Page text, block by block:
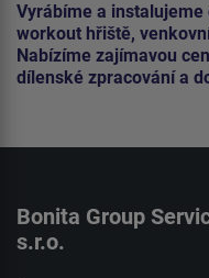
Vyrábíme a
workout hřiště,
Nabízíme zajímavou
dílenské zpracování a
Bonita Group
s.r.o.